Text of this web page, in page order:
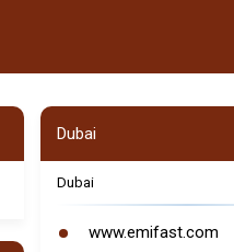
Dubai
Dubai
www.emifast.com